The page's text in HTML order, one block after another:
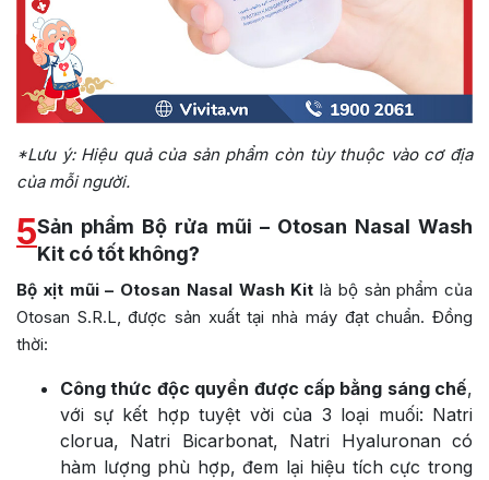
*Lưu ý: Hiệu quả của sản phẩm còn tùy thuộc vào cơ địa
của mỗi người.
5Sản phẩm Bộ rửa mũi – Otosan Nasal Wash
Kit có tốt không?
Bộ xịt mũi – Otosan Nasal Wash Kit là bộ sản phẩm của
Otosan S.R.L, được sản xuất tại nhà máy đạt chuẩn. Đồng
thời:
Công thức độc quyền được cấp bằng sáng chế,
với sự kết hợp tuyệt vời của 3 loại muối: Natri
clorua, Natri Bicarbonat, Natri Hyaluronan có
hàm lượng phù hợp, đem lại hiệu tích cực trong